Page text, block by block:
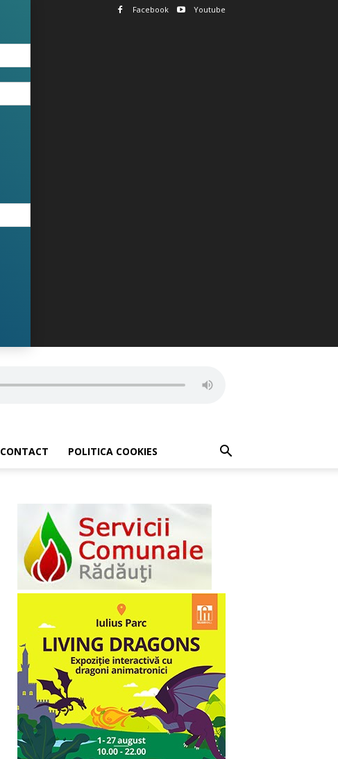
Facebook
Youtube
CONTACT POLITICA COOKIES